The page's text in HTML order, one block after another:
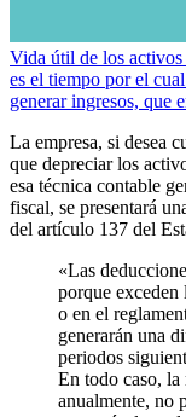
Vida útil de los
es el tiempo por el
generar ingresos, que
La empresa, si desea
que depreciar los
esa técnica contable
fiscal, se presentará
del artículo 137 del
«Las
porque exceden
o en el
generarán una
periodos
En todo caso, la
anualmente, no